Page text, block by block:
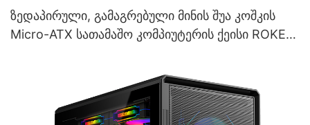
ზედაპირული, გამაგრებული მინის შუა კოშკის
Micro-ATX სათამაშო კომპიუტერის ქეისი ROKE